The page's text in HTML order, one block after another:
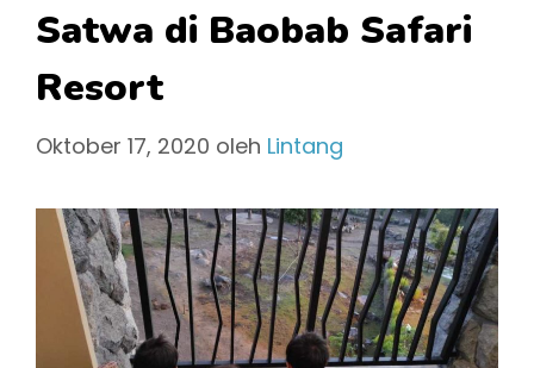
Satwa di Baobab Safari
Resort
Oktober 17, 2020 oleh Lintang